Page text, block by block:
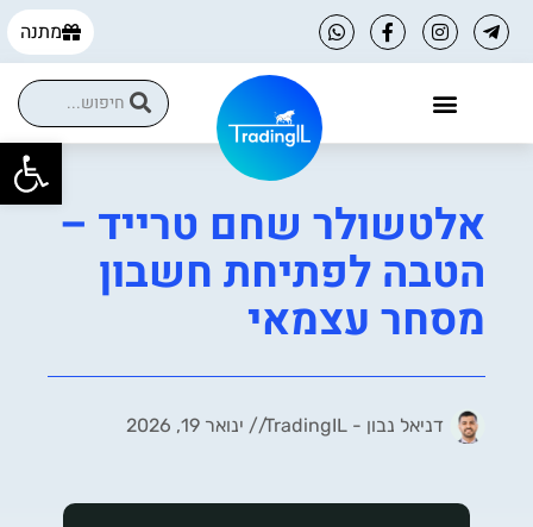
מתנה
אלטשולר שחם טרייד –
הטבה לפתיחת חשבון
מסחר עצמאי
דניאל נבון - TradingIL // ינואר 19, 2026